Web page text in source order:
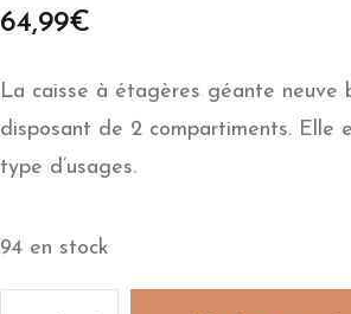
64,99€
La caisse à étagères géante neuve
disposant de 2 compartiments.
type d’usages.
94 en stock